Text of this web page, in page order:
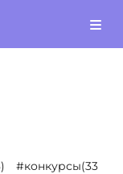
#конкурсы(330)